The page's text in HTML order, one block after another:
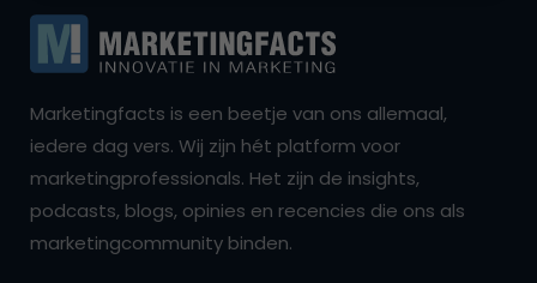
Marketingfacts is een beetje van ons allemaal,
iedere dag vers. Wij zijn hét platform voor
marketingprofessionals. Het zijn de insights,
podcasts, blogs, opinies en recencies die ons als
marketingcommunity binden.